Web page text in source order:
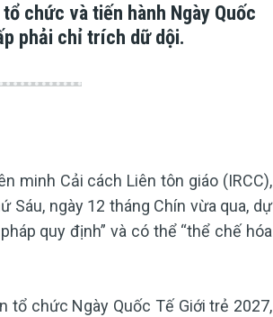
chức và tiến hành Ngày Quốc
phải chỉ trích dữ dội.
minh Cải cách Liên tôn giáo (IRCC),
ngày 12 tháng Chín vừa qua, dự
quy định” và có thể “thể chế hóa
tổ chức Ngày Quốc Tế Giới trẻ 2027,